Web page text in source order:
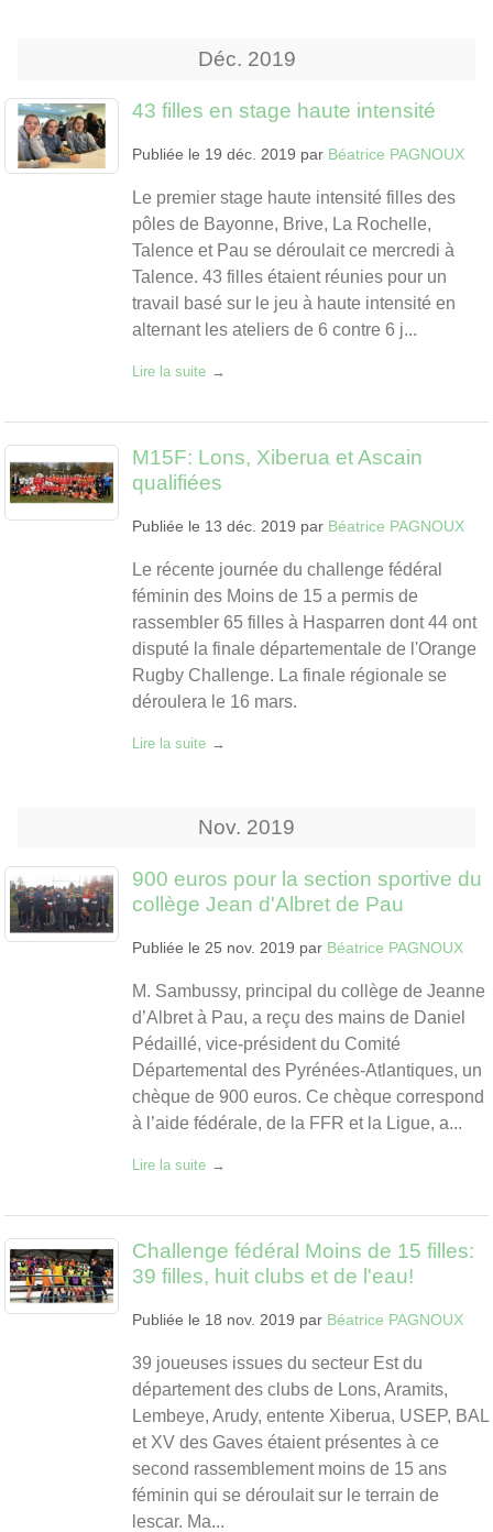
Déc. 2019
43 filles en stage haute intensité
Publiée le 19 déc. 2019 par Béatrice PAGNOUX
Le premier stage haute intensité filles des
pôles de Bayonne, Brive, La Rochelle,
Talence et Pau se déroulait ce mercredi à
Talence. 43 filles étaient réunies pour un
travail basé sur le jeu à haute intensité en
alternant les ateliers de 6 contre 6 j...
Lire la suite
M15F: Lons, Xiberua et Ascain
qualifiées
Publiée le 13 déc. 2019 par Béatrice PAGNOUX
Le récente journée du challenge fédéral
féminin des Moins de 15 a permis de
rassembler 65 filles à Hasparren dont 44 ont
disputé la finale départementale de l'Orange
Rugby Challenge. La finale régionale se
déroulera le 16 mars.
Lire la suite
Nov. 2019
900 euros pour la section sportive du
collège Jean d'Albret de Pau
Publiée le 25 nov. 2019 par Béatrice PAGNOUX
M. Sambussy, principal du collège de Jeanne
d’Albret à Pau, a reçu des mains de Daniel
Pédaillé, vice-président du Comité
Départemental des Pyrénées-Atlantiques, un
chèque de 900 euros. Ce chèque correspond
à l’aide fédérale, de la FFR et la Ligue, a...
Lire la suite
Challenge fédéral Moins de 15 filles:
39 filles, huit clubs et de l'eau!
Publiée le 18 nov. 2019 par Béatrice PAGNOUX
39 joueuses issues du secteur Est du
département des clubs de Lons, Aramits,
Lembeye, Arudy, entente Xiberua, USEP, BAL
et XV des Gaves étaient présentes à ce
second rassemblement moins de 15 ans
féminin qui se déroulait sur le terrain de
lescar. Ma...